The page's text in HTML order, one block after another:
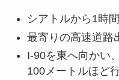
シアトルから1時
最寄りの高速道路
I-90を東へ向かい
100メートルほど